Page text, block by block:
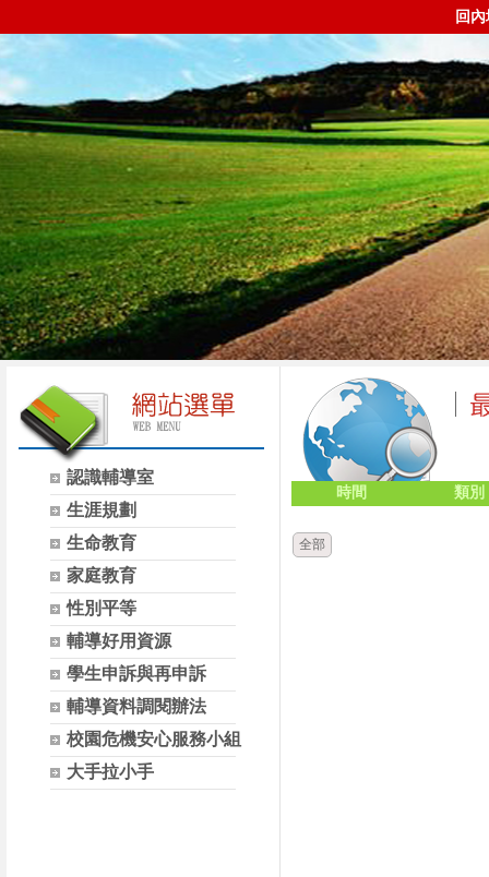
回
認識輔導室
生涯規劃
生命教育
家庭教育
性別平等
輔導好用資源
學生申訴與再申訴
輔導資料調閱辦法
校園危機安心服務小組
大手拉小手
時間 類別
全部